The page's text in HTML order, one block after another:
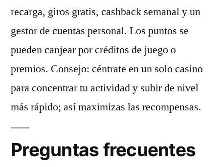
recarga, giros gratis, cashback semanal y un
gestor de cuentas personal. Los puntos se
pueden canjear por créditos de juego o
premios. Consejo: céntrate en un solo casino
para concentrar tu actividad y subir de nivel
más rápido; así maximizas las recompensas.
Preguntas frecuentes